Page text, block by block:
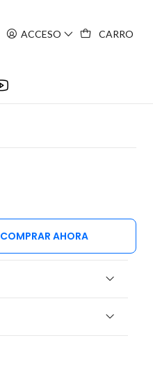
ACCESO CARRO
COMPRAR AHORA